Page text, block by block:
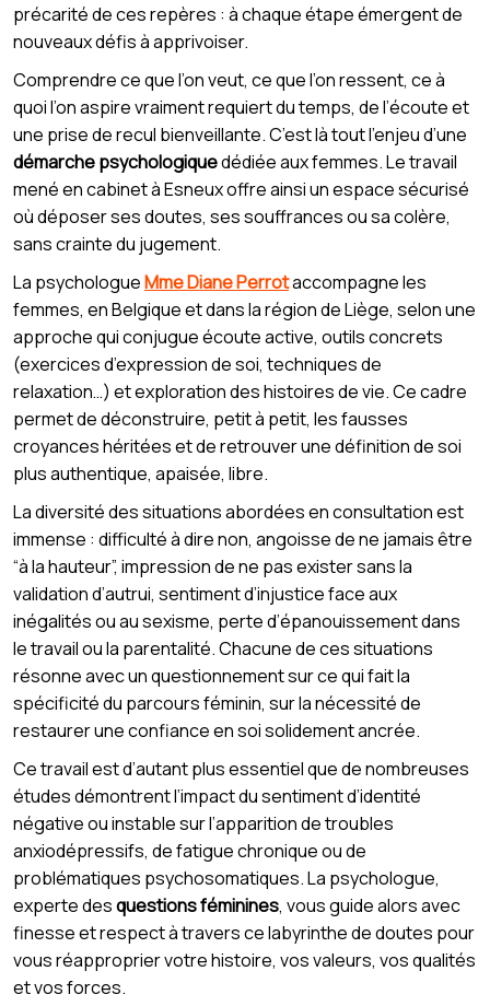
précarité de ces repères : à chaque étape émergent de
nouveaux défis à apprivoiser.
Comprendre ce que l’on veut, ce que l’on ressent, ce à
quoi l’on aspire vraiment requiert du temps, de l’écoute et
une prise de recul bienveillante. C’est là tout l’enjeu d’une
démarche psychologiquedédiée aux femmes. Le travail
mené en cabinet à Esneux offre ainsi un espace sécurisé
où déposer ses doutes, ses souffrances ou sa colère,
sans crainte du jugement.
La psychologueMme Diane Perrotaccompagne les
femmes, en Belgique et dans la région de Liège, selon une
approche qui conjugue écoute active, outils concrets
(exercices d’expression de soi, techniques de
relaxation…) et exploration des histoires de vie. Ce cadre
permet de déconstruire, petit à petit, les fausses
croyances héritées et de retrouver une définition de soi
plus authentique, apaisée, libre.
La diversité des situations abordées en consultation est
immense : difficulté à dire non, angoisse de ne jamais être
“à la hauteur”, impression de ne pas exister sans la
validation d’autrui, sentiment d’injustice face aux
inégalités ou au sexisme, perte d’épanouissement dans
le travail ou la parentalité. Chacune de ces situations
résonne avec un questionnement sur ce qui fait la
spécificité du parcours féminin, sur la nécessité de
restaurer une confiance en soi solidement ancrée.
Ce travail est d’autant plus essentiel que de nombreuses
études démontrent l’impact du sentiment d’identité
négative ou instable sur l’apparition de troubles
anxiodépressifs, de fatigue chronique ou de
problématiques psychosomatiques. La psychologue,
experte desquestions féminines, vous guide alors avec
finesse et respect à travers ce labyrinthe de doutes pour
vous réapproprier votre histoire, vos valeurs, vos qualités
et vos forces.